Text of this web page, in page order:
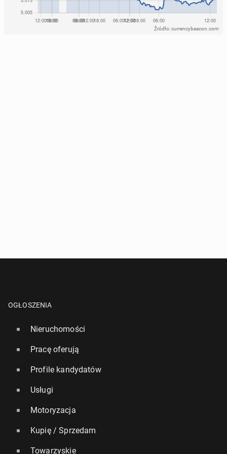
Eks­per­ci wska­zu­ją tok­sycz­ne nawyki, których warto
się pozbyć w nowym roku
Miss Polonia je­sie­nią zwraca się ku hygge
Bie­ga­nie czę­ścio­wo na­pra­wia to, co psują fast
foody
Źródło: currencybeacon.com
OGŁOSZENIA
Nieruchomości
Pracę oferują
Profile kandydatów
Usługi
Motoryzacja
Kupię / Sprzedam
Towarzyskie